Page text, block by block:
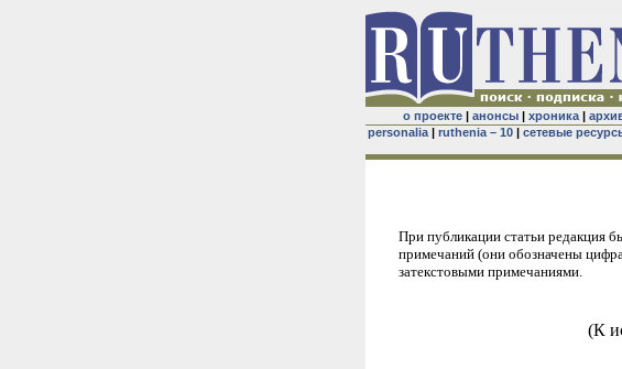
о проекте| анонсы| хроника|
personalia| ruthenia – 10| сетевые
При публикации статьи редакция
примечаний (они обозначены
затекстовыми примечаниями.
(К